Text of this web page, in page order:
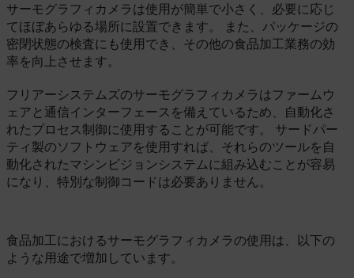
サーモグラフィカメラは使用が簡単で小さく、必要に応じ
てほぼあらゆる場所に設置できます。 また、パッケージの
密閉状態の検査にも使用でき、その他の食品加工業務の効
率を向上させます。
フリアーシステムズのサーモグラフィカメラはファームウ
ェアと通信インターフェースを備えているため、自動化さ
れたプロセス制御に使用することが可能です。 サードパー
ティ製のソフトウェアを使用すれば、それらのツールを自
動化されたマシンビジョンシステムに組み込むことが容易
になり、特別な制御コードは必要ありません。
食品加工におけるサーモグラフィカメラの使用は、以下の
ような用途で増加しています。